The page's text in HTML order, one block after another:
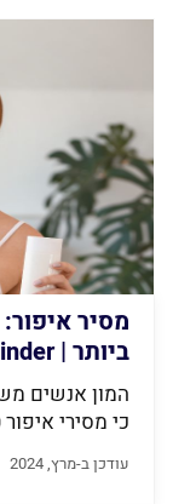
ביותר | Finder
המון אנשים
כי מסירי
עודכן ב-מרץ, 2024